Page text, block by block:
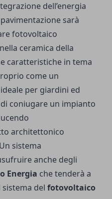
dell’energia
sarà
fotovoltaico
ceramica della
caratteristiche in tema
come un
per giardini ed
coniugare un impianto
architettonico
sistema
anche degli
Energia che tenderà a
del fotovoltaico